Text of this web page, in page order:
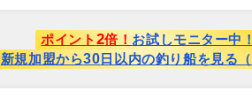
ポイント 2倍！ お試しモニター中！
新規加盟から30 日以内の釣り船を見る（